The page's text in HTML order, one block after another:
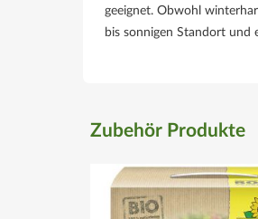
geeignet. Obwohl
bis sonnigen Standort und
Zubehör Produkte